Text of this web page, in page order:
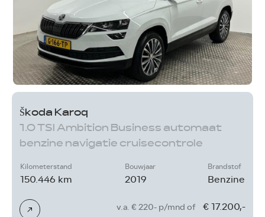
Škoda Karoq
1.0 TSI Ambition Business automaat
benzine navigatie cruisecontrole
stoelverwarming
Kilometerstand
150.446 km
Bouwjaar
2019
Brandstof
Benzine
v.a. € 220- p/mnd of € 17.200,-